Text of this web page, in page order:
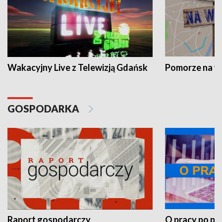
Wakacyjny Live z Telewizją Gdańsk Pomorze na
GOSPODARKA
Raport gospodarczy O pracy po